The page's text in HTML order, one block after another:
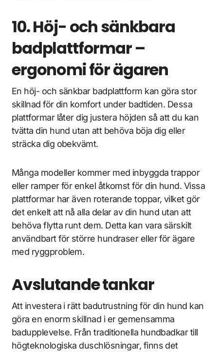
10. Höj- och sänkbara
badplattformar –
ergonomi för ägaren
En höj- och sänkbar badplattform kan göra stor
skillnad för din komfort under badtiden. Dessa
plattformar låter dig justera höjden så att du kan
tvätta din hund utan att behöva böja dig eller
sträcka dig obekvämt.
Många modeller kommer med inbyggda trappor
eller ramper för enkel åtkomst för din hund. Vissa
plattformar har även roterande toppar, vilket gör
det enkelt att nå alla delar av din hund utan att
behöva flytta runt dem. Detta kan vara särskilt
användbart för större hundraser eller för ägare
med ryggproblem.
Avslutande tankar
Att investera i rätt badutrustning för din hund kan
göra en enorm skillnad i er gemensamma
badupplevelse. Från traditionella hundbadkar till
högteknologiska duschlösningar, finns det